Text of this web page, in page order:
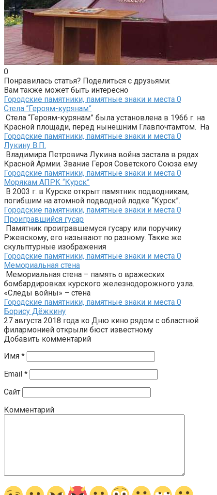
0
Понравилась статья? Поделиться с друзьями:
Вам также может быть интересно
Городские памятники, памятные знаки и места 0
Стела “Героям-курянам”
Стела “Героям-курянам” была установлена в 1966 г. на
Красной площади, перед нынешним Главпочтамтом. На
Городские памятники, памятные знаки и места 0
Лукину В.П.
Владимира Петровича Лукина война застала в рядах
Красной Армии. Звание Героя Советского Союза ему
Городские памятники, памятные знаки и места 0
Морякам АПРК “Курск”
В 2003 г. в Курске открыт памятник подводникам,
погибшим на атомной подводной лодке “Курск”.
Городские памятники, памятные знаки и места 0
Проигравшийся гусар
Памятник проигравшемуся гусару или поручику
Ржевскому, его называют по разному. Такие же
скульптурные изображения
Городские памятники, памятные знаки и места 0
Мемориальная стена
Мемориальная стена – память о вражеских
бомбардировках курского железнодорожного узла.
«Следы войны» – стена
Городские памятники, памятные знаки и места 0
Борису Дёжкину
27 августа 2018 года ко Дню кино рядом с областной
филармонией открыли бюст известному
Добавить комментарий
Имя *
Email *
Сайт
Комментарий